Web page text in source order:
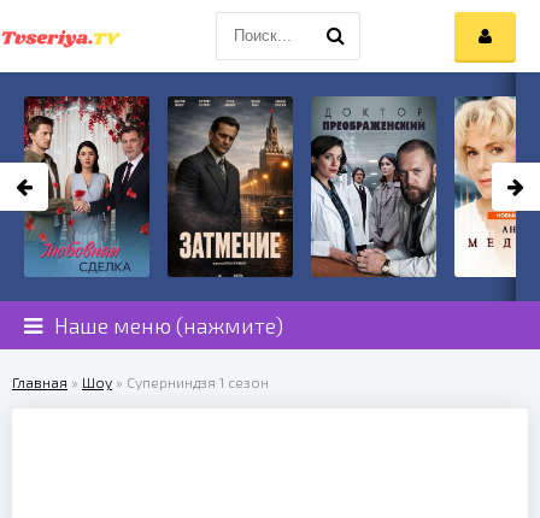
Наше меню (нажмите)
Главная » Шоу » Суперниндзя 1 сезон